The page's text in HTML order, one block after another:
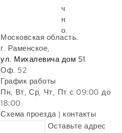
ч
н
о.
Московская область.
г. Раменское,
ул. Михалевича дом 51
Оф. 52
График работы
Пн, Вт, Ср, Чт, Пт с 09:00 до
18:00
Схема проезда | контакты
Оставьте адрес